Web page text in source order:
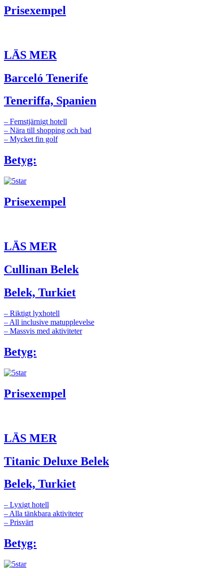
Prisexempel
LÄS MER
Barceló Tenerife
Teneriffa, Spanien
– Femstjärnigt hotell
– Nära till shopping och bad
– Mycket fin golf
Betyg:
Prisexempel
LÄS MER
Cullinan Belek
Belek, Turkiet
– Riktigt lyxhotell
– All inclusive matupplevelse
– Massvis med aktiviteter
Betyg:
Prisexempel
LÄS MER
Titanic Deluxe Belek
Belek, Turkiet
– Lyxigt hotell
– Alla tänkbara aktiviteter
– Prisvärt
Betyg: